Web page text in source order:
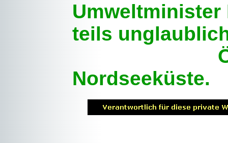
Umweltminister
teils
Öko-
Nordseeküste.